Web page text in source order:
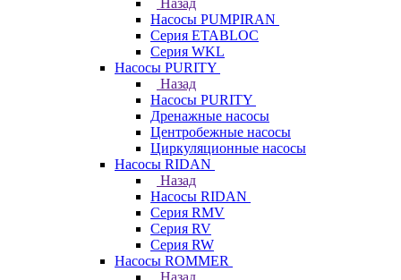
Назад
Насосы PUMPIRAN
Серия ETABLOC
Серия WKL
Насосы PURITY
Назад
Насосы PURITY
Дренажные насосы
Центробежные насосы
Циркуляционные насосы
Насосы RIDAN
Назад
Насосы RIDAN
Серия RMV
Серия RV
Серия RW
Насосы ROMMER
Назад